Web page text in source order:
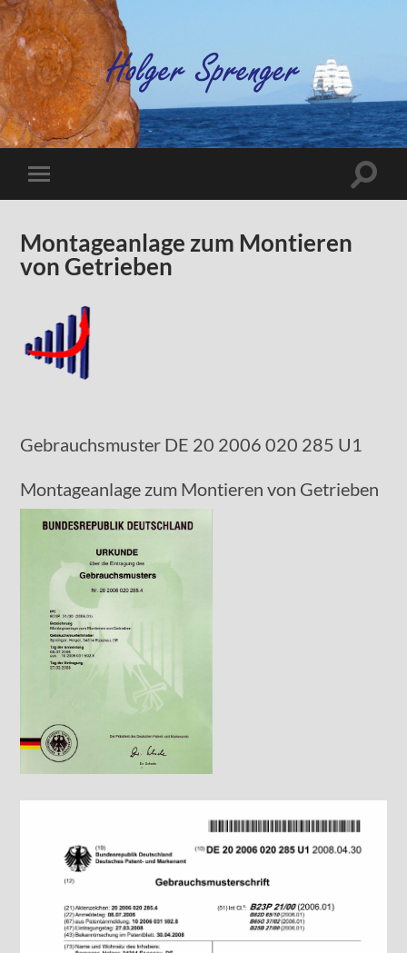
Montageanlage zum Montieren
von Getrieben
Gebrauchsmuster DE 20 2006 020 285 U1
Montageanlage zum Montieren von Getrieben